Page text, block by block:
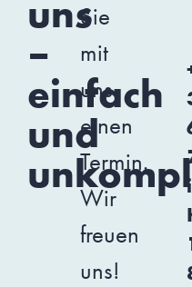
uns
–
einfach
und
Sie
mit
uns
einen
Termin.
Wir
freuen
uns!